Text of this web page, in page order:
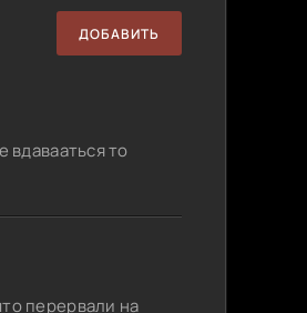
ДОБАВИТЬ
вдавааться то
перервали на